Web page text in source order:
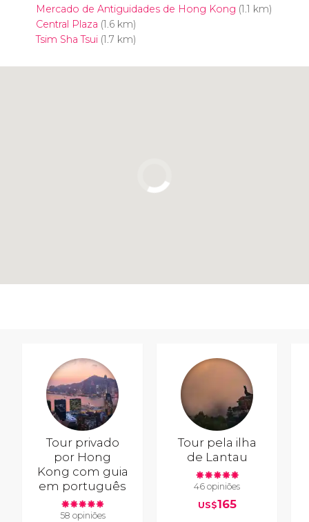
Mercado de Antiguidades de Hong Kong (1.1 km)
Central Plaza (1.6 km)
Tsim Sha Tsui(1.7 km)
Tour privado
por Hong
Kong com guia
em português
58 opiniões
Tour pela ilha
de Lantau
46 opiniões
US$165